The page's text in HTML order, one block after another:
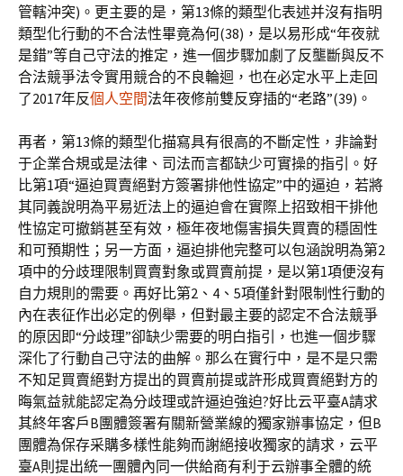
管轄沖突)。更主要的是，第13條的類型化表述并沒有指明
類型化行動的不合法性畢竟為何(38)，是以易形成“年夜就
是錯”等自己守法的推定，進一個步驟加劇了反壟斷與反不
合法競爭法令實用競合的不良輪迴，也在必定水平上走回
了2017年反個人空間法年夜修前雙反穿插的“老路”(39)。
再者，第13條的類型化描寫具有很高的不斷定性，非論對
于企業合規或是法律、司法而言都缺少可實操的指引。好
比第1項“逼迫買賣絕對方簽署排他性協定”中的逼迫，若將
其同義說明為平易近法上的逼迫會在實際上招致相干排他
性協定可撤銷甚至有效，極年夜地傷害損失買賣的穩固性
和可預期性；另一方面，逼迫排他完整可以包涵說明為第2
項中的分歧理限制買賣對象或買賣前提，是以第1項便沒有
自力規則的需要。再好比第2、4、5項僅針對限制性行動的
內在表征作出必定的例舉，但對最主要的認定不合法競爭
的原因即“分歧理”卻缺少需要的明白指引，也進一個步驟
深化了行動自己守法的曲解。那么在實行中，是不是只需
不知足買賣絕對方提出的買賣前提或許形成買賣絕對方的
晦氣益就能認定為分歧理或許逼迫強迫?好比云平臺A請求
其終年客戶B團體簽署有關新營業線的獨家辦事協定，但B
團體為保存采購多樣性能夠而謝絕接收獨家的請求，云平
臺A則提出統一團體內同一供給商有利于云辦事全體的統